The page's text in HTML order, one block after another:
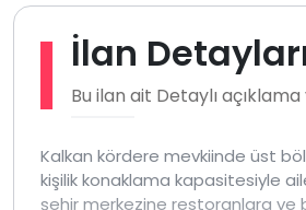
İlan
Bu ilan ait Detaylı
Kalkan kördere mevkiinde üst
kişilik konaklama kapasitesiyle
şehir merkezine restoranlara ve